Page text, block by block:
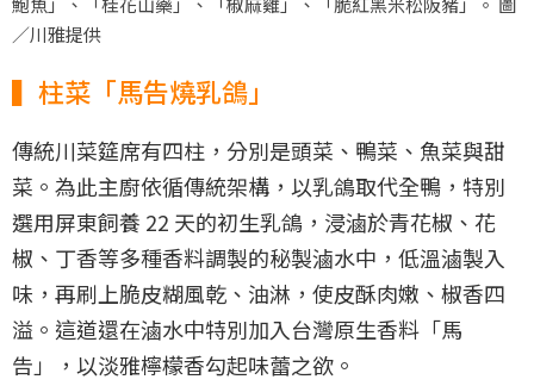
／川雅提供
▍柱菜「馬告燒乳鴿」
傳統川菜筵席有四柱，分別是頭菜、鴨菜、魚菜與甜
菜。為此主廚依循傳統架構，以乳鴿取代全鴨，特別
選用屏東飼養 22 天的初生乳鴿，浸滷於青花椒、花
椒、丁香等多種香料調製的秘製滷水中，低溫滷製入
味，再刷上脆皮糊風乾、油淋，使皮酥肉嫩、椒香四
溢。這道還在滷水中特別加入台灣原生香料「馬
告」，以淡雅檸檬香勾起味蕾之欲。